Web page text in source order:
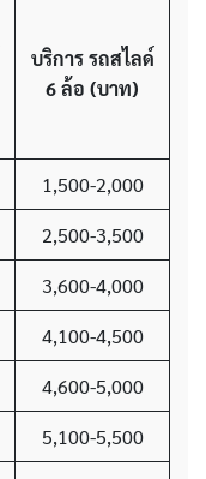
บริการ รถสไลด์
6 ล้อ (บาท)
1,500-2,000
2,500-3,500
3,600-4,000
4,100-4,500
4,600-5,000
5,100-5,500